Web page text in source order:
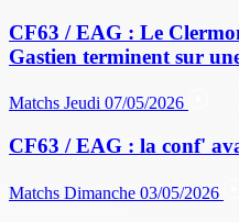
CF63 / EAG : Le
Gastien terminent sur
Matchs Jeudi 07/05/2026
CF63 / EAG : la conf'
Matchs Dimanche 03/05/2026